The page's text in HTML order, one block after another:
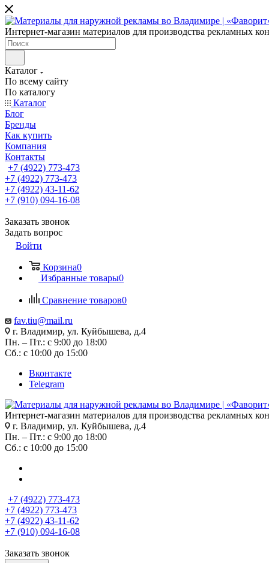
Интернет-магазин материалов для производства рекламных
Каталог
По всему сайту
По каталогу
Каталог
Блог
Бренды
Как купить
Компания
Контакты
+7 (4922) 773-473
+7 (4922) 773-473
+7 (4922) 43-11-62
+7 (910) 094-16-08
Заказать звонок
Задать вопрос
Войти
Корзина0
Избранные товары0
Сравнение товаров0
fav.tiu@mail.ru
г. Владимир, ул. Куйбышева, д.4
Пн. – Пт.: с 9:00 до 18:00
Сб.: с 10:00 до 15:00
Вконтакте
Telegram
Интернет-магазин материалов для производства рекламных
г. Владимир, ул. Куйбышева, д.4
Пн. – Пт.: с 9:00 до 18:00
Сб.: с 10:00 до 15:00
+7 (4922) 773-473
+7 (4922) 773-473
+7 (4922) 43-11-62
+7 (910) 094-16-08
Заказать звонок